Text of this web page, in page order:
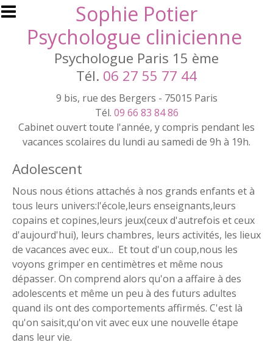
Aller au contenu principalSophie Potier
Psychologue clinicienne
Psychologue Paris 15 ème
Tél. 06 27 55 77 44
9 bis, rue des Bergers - 75015 Paris
Tél. 09 66 83 84 86
Cabinet ouvert toute l'année, y compris pendant les
vacances scolaires du lundi au samedi de 9h à 19h.
Adolescent
Nous nous étions attachés à nos grands enfants et à
tous leurs univers:l'école,leurs enseignants,leurs
copains et copines,leurs jeux(ceux d'autrefois et ceux
d'aujourd'hui), leurs chambres, leurs activités, les lieux
de vacances avec eux... Et tout d'un coup,nous les
voyons grimper en centimètres et même nous
dépasser. On comprend alors qu'on a affaire à des
adolescents et même un peu à des futurs adultes
quand ils ont des comportements affirmés. C'est là
qu'on saisit,qu'on vit avec eux une nouvelle étape
dans leur vie.